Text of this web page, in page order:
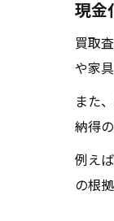
現金
買取
や家
また
納得
例え
の根